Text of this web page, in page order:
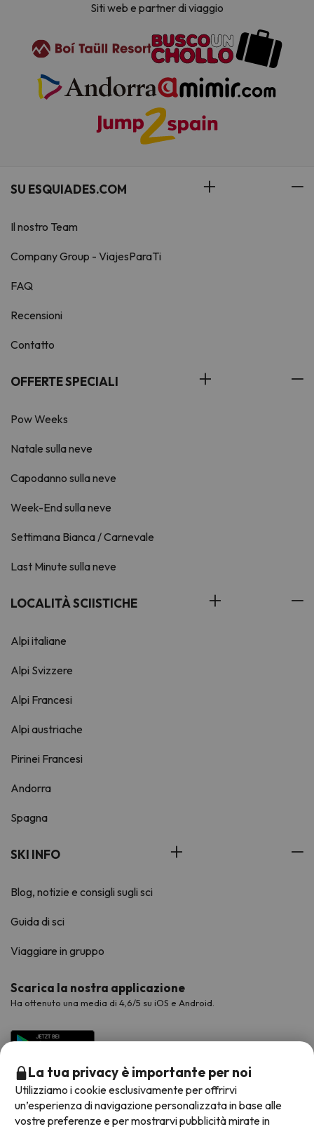
Siti web e partner di viaggio
SU ESQUIADES.COM
Il nostro Team
Company Group - ViajesParaTi
FAQ
Recensioni
Contatto
OFFERTE SPECIALI
Pow Weeks
Natale sulla neve
Capodanno sulla neve
Week-End sulla neve
Settimana Bianca / Carnevale
Last Minute sulla neve
LOCALITÀ SCIISTICHE
Alpi italiane
Alpi Svizzere
Alpi Francesi
Alpi austriache
Pirinei Francesi
Andorra
Spagna
SKI INFO
Blog, notizie e consigli sugli sci
Guida di sci
Viaggiare in gruppo
Scarica la nostra applicazione
Ha ottenuto una media di 4,6/5 su iOS e Android.
La tua privacy è importante per noi
Utilizziamo i cookie esclusivamente per offrirvi
un’esperienza di navigazione personalizzata in base alle
vostre preferenze e per mostrarvi pubblicità mirate in